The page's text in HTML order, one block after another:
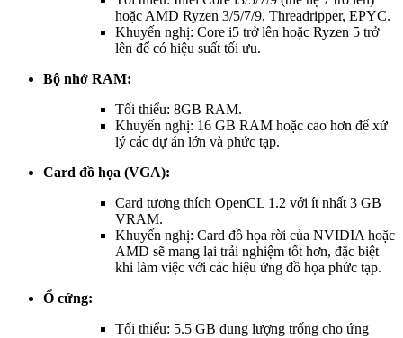
hoặc AMD Ryzen 3/5/7/9, Threadripper, EPYC.
Khuyến nghị: Core i5 trở lên hoặc Ryzen 5 trở
lên để có hiệu suất tối ưu.
Bộ nhớ RAM:
Tối thiểu: 8GB RAM.
Khuyến nghị: 16 GB RAM hoặc cao hơn để xử
lý các dự án lớn và phức tạp.
Card đồ họa (VGA):
Card tương thích OpenCL 1.2 với ít nhất 3 GB
VRAM.
Khuyến nghị: Card đồ họa rời của NVIDIA hoặc
AMD sẽ mang lại trải nghiệm tốt hơn, đặc biệt
khi làm việc với các hiệu ứng đồ họa phức tạp.
Ổ cứng:
Tối thiểu: 5.5 GB dung lượng trống cho ứng